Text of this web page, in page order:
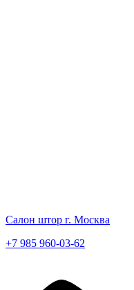
Салон штор г. Москва
+7 985 960-03-62